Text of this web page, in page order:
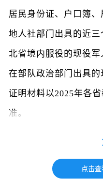
居民身份证、户口簿
地人社部门出具的近
北省境内服役的现役
在部队政治部门出具
证明材料以2025年各
准。
2.2008年9月10日
点击